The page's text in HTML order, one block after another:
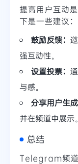
提高用户互动
下是一些建议：
鼓励反馈：
强互动性。
设置投票：
与感。
分享用户生成
并在频道中展示。
总结
Telegram频道